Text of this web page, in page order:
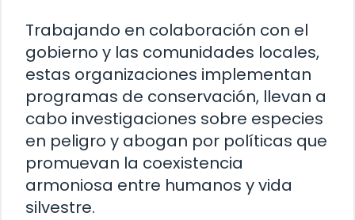
Trabajando en colaboración con el
gobierno y las comunidades locales,
estas organizaciones implementan
programas de conservación, llevan a
cabo investigaciones sobre especies
en peligro y abogan por políticas que
promuevan la coexistencia
armoniosa entre humanos y vida
silvestre.